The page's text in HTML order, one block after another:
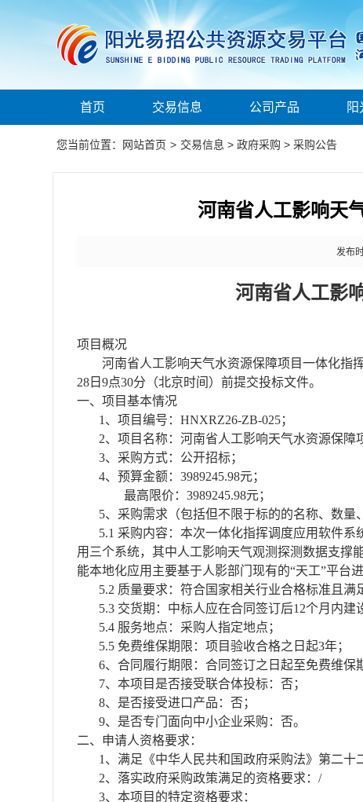
首页 交易信息 公司产品
您当前位置： 网站首页 > 交易信息 > 政府采购 > 采购公告
河南省人工影响天
发布
河南省人工影
项目概况
河南省人工影响天气水资源保障项目一体化指
28日9点30分（北京时间）前提交投标文件。
一、项目基本情况
1、项目编号：HNXRZ26-ZB-025；
2、项目名称：河南省人工影响天气水资源保障
3、采购方式：公开招标；
4、预算金额：3989245.98元；
最高限价： 3989245.98元；
5、采购需求（包括但不限于标的的名称、数量
5.1 采购内容：本次一体化指挥调度应用软件
用三个系统，其中人工影响天气观测探测数据支撑
能本地化应用主要基于人影部门现有的“天工”平台
5.2 质量要求：符合国家相关行业合格标准且满
5.3 交货期：中标人应在合同签订后12个月内建
5.4 服务地点：采购人指定地点；
5.5 免费维保期限：项目验收合格之日起3年；
6、合同履行期限： 合同签订之日起至免费维保
7、本项目是否接受联合体投标：否；
8、是否接受进口产品：否；
9、是否专门面向中小企业采购：否。
二、申请人资格要求：
1、满足《中华人民共和国政府采购法》第二十
2、落实政府采购政策满足的资格要求： /
3、本项目的特定资格要求：